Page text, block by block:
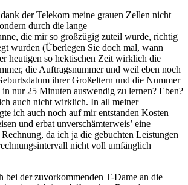
der Telekom meine grauen Zellen nicht
durch die lange
die mir so großzügig zuteil wurde, richtig
wurden (Überlegen Sie doch mal, wann
heutigen so hektischen Zeit wirklich die
die Auftragsnummer und weil eben noch
ihrer Großeltern und die Nummer
in nur 25 Minuten auswendig zu lernen? Eben?
auch nicht wirklich. In all meiner
ich auch noch auf mir entstanden Kosten
und erbat unverschämterweis’ eine
da ich ja die gebuchten Leistungen
nicht voll umfänglich
bei der zuvorkommenden T-Dame an die